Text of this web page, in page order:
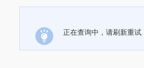
正在查询中，请刷新重试